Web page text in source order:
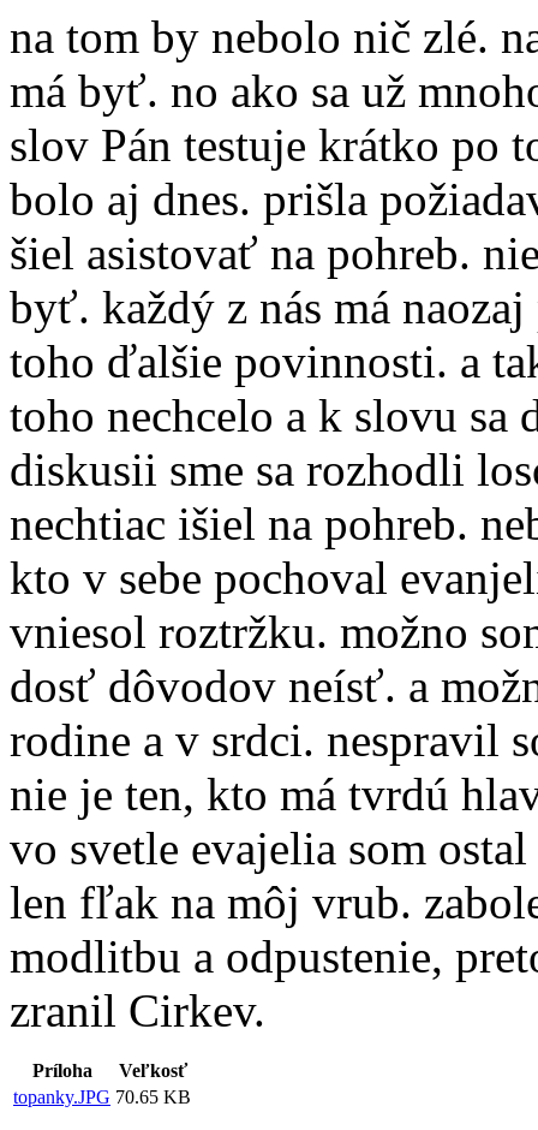
na tom by nebolo nič zlé.
má byť. no ako sa už
slov Pán testuje krátko po
bolo aj dnes. prišla
šiel asistovať na pohreb.
byť. každý z nás má
toho ďalšie povinnosti. a
toho nechcelo a k slovu
diskusii sme sa rozhodli
nechtiac išiel na pohreb.
kto v sebe pochoval
vniesol roztržku. možno
dosť dôvodov neísť. a
rodine a v srdci. nespravil
nie je ten, kto má tvrdú
vo svetle evajelia som
len fľak na môj vrub.
modlitbu a odpustenie,
zranil Cirkev.
Príloha
Veľkosť
topanky.JPG 70.65 KB